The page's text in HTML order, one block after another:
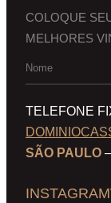
COLOQUE
MELHORES
TELEFONE
SÃO PAULO
INSTAGRAM